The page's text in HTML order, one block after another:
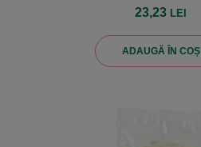
23,23 LEI
ADAUGĂ ÎN COȘ